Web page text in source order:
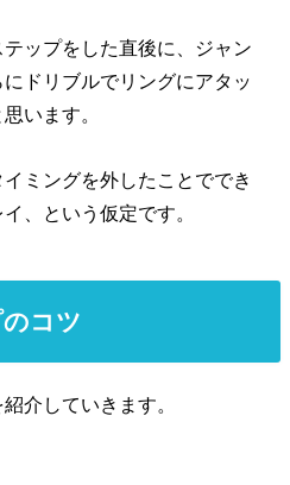
ップをした直後に、ジャン
ドリブルでリングにアタッ
います。
ミングを外したことででき
、という仮定です。
コツ
介していきます。